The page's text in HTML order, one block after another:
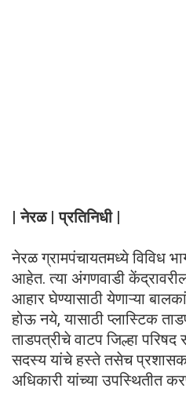
| नेरळ | प्रतिनिधी |
नेरळ ग्रामपंचायतमध्ये विविध
आहेत. त्या अंगणवाडी
आहार घेण्यासाठी येणाऱ्या
होऊ नये, यासाठी प्लास्टिक
ताडपत्रीचे वाटप जिल्हा
सदस्य यांचे हस्ते तसेच
अधिकारी यांच्या उपस्थितीत